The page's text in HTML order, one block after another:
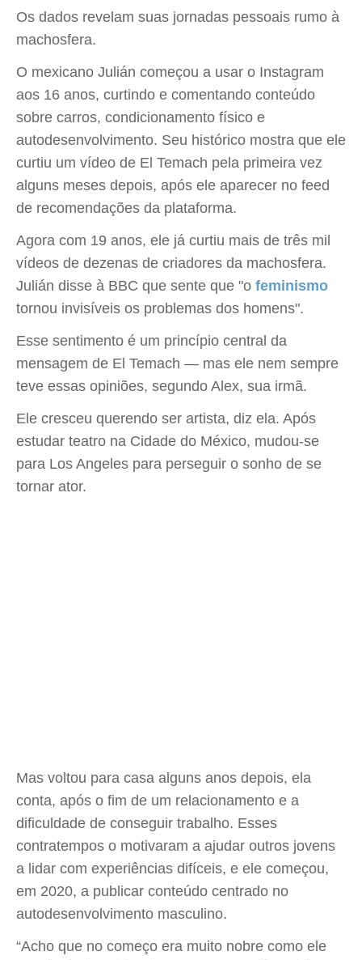
Os dados revelam suas jornadas pessoais rumo à
machosfera.
O mexicano Julián começou a usar o Instagram
aos 16 anos, curtindo e comentando conteúdo
sobre carros, condicionamento físico e
autodesenvolvimento. Seu histórico mostra que ele
curtiu um vídeo de El Temach pela primeira vez
alguns meses depois, após ele aparecer no feed
de recomendações da plataforma.
Agora com 19 anos, ele já curtiu mais de três mil
vídeos de dezenas de criadores da machosfera.
Julián disse à BBC que sente que "o feminismo
tornou invisíveis os problemas dos homens".
Esse sentimento é um princípio central da
mensagem de El Temach — mas ele nem sempre
teve essas opiniões, segundo Alex, sua irmã.
Ele cresceu querendo ser artista, diz ela. Após
estudar teatro na Cidade do México, mudou-se
para Los Angeles para perseguir o sonho de se
tornar ator.
Mas voltou para casa alguns anos depois, ela
conta, após o fim de um relacionamento e a
dificuldade de conseguir trabalho. Esses
contratempos o motivaram a ajudar outros jovens
a lidar com experiências difíceis, e ele começou,
em 2020, a publicar conteúdo centrado no
autodesenvolvimento masculino.
“Acho que no começo era muito nobre como ele